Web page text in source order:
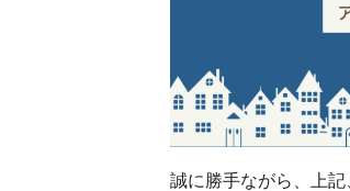
誠に勝手ながら、上記